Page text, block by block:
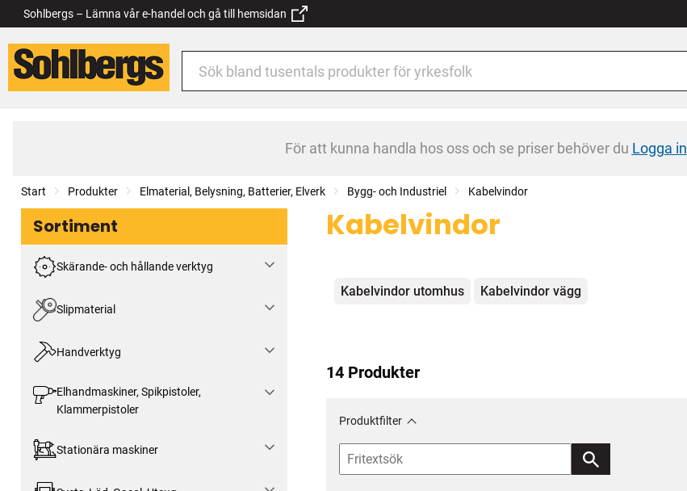
Sohlbergs – Lämna vår e-handel och gå till hemsidan
För att kunna handla hos oss och se priser behöver du Logga in
Start Produkter Elmaterial, Belysning, Batterier, Elverk Bygg- och Industriel Kabelvindor
Sortiment
Skärande- och hållande verktyg
Slipmaterial
Handverktyg
Elhandmaskiner, Spikpistoler,
Klammerpistoler
Stationära maskiner
Kabelvindor
Kategorier
Kabelvindor utomhus Kabelvindor vägg
14 Produkter
Produktfilter